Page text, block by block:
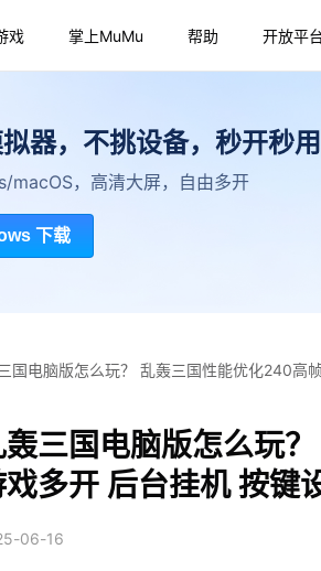
戏 掌上MuMu 帮助 开放平
器，不挑设备，秒开秒用
macOS，高清大屏，自由多开
下载
国电脑版怎么玩？ 乱轰三国性能优化240高
轰三国电脑版怎么玩
戏多开 后台挂机 按键
06-16